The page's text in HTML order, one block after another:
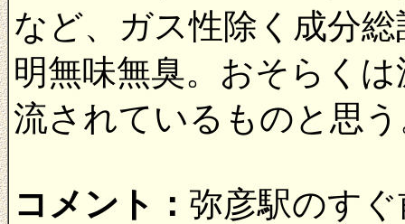
など、ガス性除く成分
明無味無臭。おそらく
流されているものと思
コメント： 弥彦駅のす